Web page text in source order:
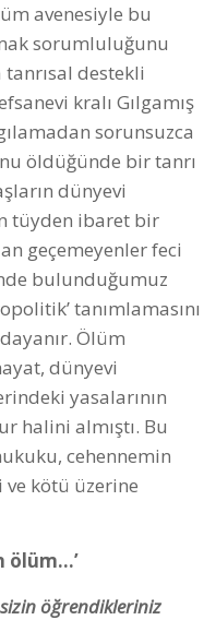
sorumluluğunu
destekli
kralı Gılgamış
sorunsuzca
öldüğünde bir tanrı
dünyevi
tüyden ibaret bir
geçemeyenler feci
bulunduğumuz
tanımlamasını
Ölüm
dünyevi
yasalarının
halini almıştı. Bu
cehennemin
kötü üzerine
olan bağında